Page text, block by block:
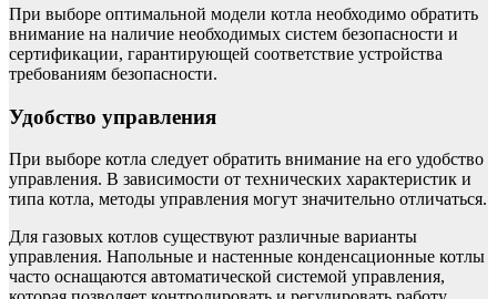
При выборе оптимальной модели котла необходимо обратить
внимание на наличие необходимых систем безопасности и
сертификации, гарантирующей соответствие устройства
требованиям безопасности.
Удобство управления
При выборе котла следует обратить внимание на его удобство
управления. В зависимости от технических характеристик и
типа котла, методы управления могут значительно отличаться.
Для газовых котлов существуют различные варианты
управления. Напольные и настенные конденсационные котлы
часто оснащаются автоматической системой управления,